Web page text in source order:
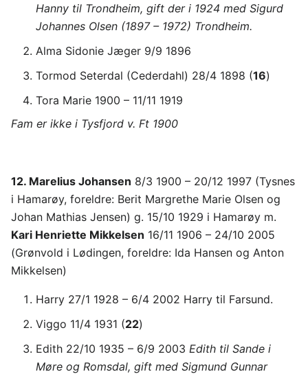
Hanny til Trondheim, gift der i 1924 med Sigurd
Johannes Olsen (1897 – 1972) Trondheim.
Alma Sidonie Jæger 9/9 1896
Tormod Seterdal (Cederdahl) 28/4 1898 (16)
Tora Marie 1900 – 11/11 1919
Fam er ikke i Tysfjord v. Ft 1900
12. Marelius Johansen 8/3 1900 – 20/12 1997 (Tysnes
i Hamarøy, foreldre: Berit Margrethe Marie Olsen og
Johan Mathias Jensen) g. 15/10 1929 i Hamarøy m.
Kari Henriette Mikkelsen 16/11 1906 – 24/10 2005
(Grønvold i Lødingen, foreldre: Ida Hansen og Anton
Mikkelsen)
Harry 27/1 1928 – 6/4 2002 Harry til Farsund.
Viggo 11/4 1931 (22)
Edith 22/10 1935 – 6/9 2003 Edith til Sande i
Møre og Romsdal, gift med Sigmund Gunnar